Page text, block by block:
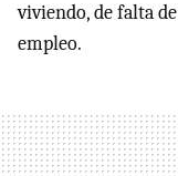
viviendo, de falta
empleo.